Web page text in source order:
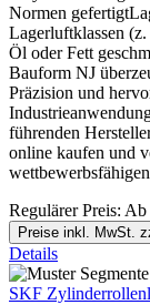
Normen
Lagerluftklassen
Öl oder Fett
Bauform NJ
Präzision und
führenden
online kaufen und
Regulärer Preis: Ab
Preise inkl. MwSt.
Details
SKF